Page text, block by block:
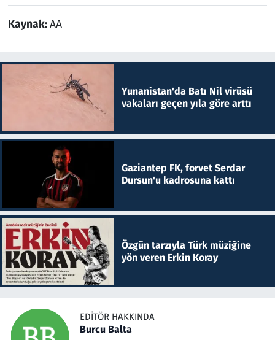
Kaynak:AA
Yunanistan'da Batı Nil virüsü
vakaları geçen yıla göre arttı
Gaziantep FK, forvet Serdar
Dursun'u kadrosuna kattı
Özgün tarzıyla Türk müziğine
yön veren Erkin Koray
EDITÖR HAKKINDA
Burcu Balta